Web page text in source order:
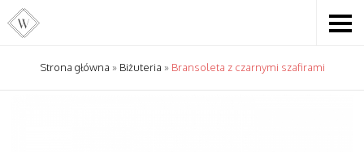
Strona główna » Biżuteria » Bransoleta z czarnymi szafirami